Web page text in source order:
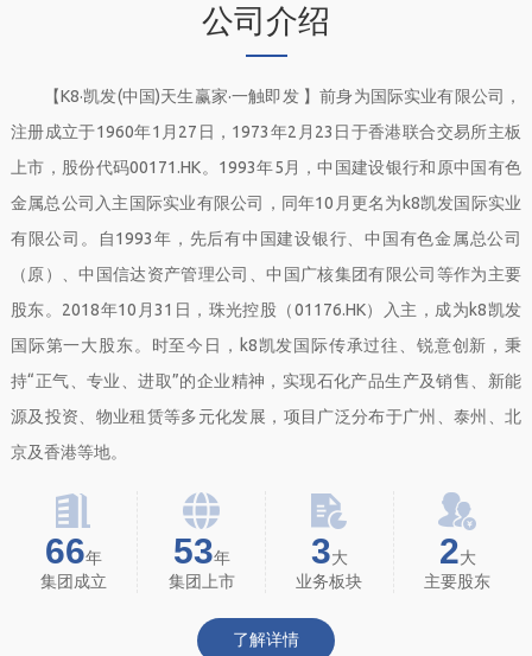
公司介绍
【K8·凯发(中国)天生赢家·一触即发 】前身为国际实业有限公司，
注册成立于1960年1月27日，1973年2月23日于香港联合交易所主板
上市，股份代码00171.HK。1993年5月，中国建设银行和原中国有色
金属总公司入主国际实业有限公司，同年10月更名为k8凯发国际实业
有限公司。自1993年，先后有中国建设银行、中国有色金属总公司
（原）、中国信达资产管理公司、中国广核集团有限公司等作为主要
股东。2018年10月31日，珠光控股（01176.HK）入主，成为k8凯发
国际第一大股东。时至今日，k8凯发国际传承过往、锐意创新，秉
持“正气、专业、进取”的企业精神，实现石化产品生产及销售、新能
源及投资、物业租赁等多元化发展，项目广泛分布于广州、泰州、北
京及香港等地。
66年
集团成立
53年
集团上市
3大
业务板块
2大
主要股东
了解详情